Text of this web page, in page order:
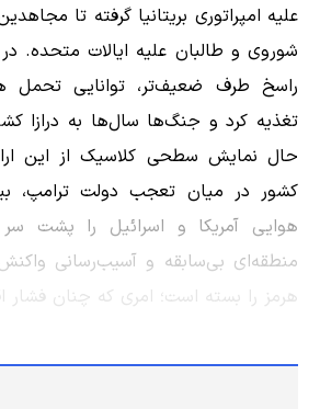
علیه امپراتوری بریتانیا گرفته تا
شوروی و طالبان علیه ایالات متحده.
راسخ طرف ضعیف‌تر، توانایی تحمل
تغذیه کرد و جنگ‌ها سال‌ها به درازا
حال نمایش سطحی کلاسیک از این
هوایی آمریکا و اسرائیل را پشت
منطقه‌ای بی‌سابقه و آسیب‌رسانی
هرمز را بسته است؛ امری که چنان فشار